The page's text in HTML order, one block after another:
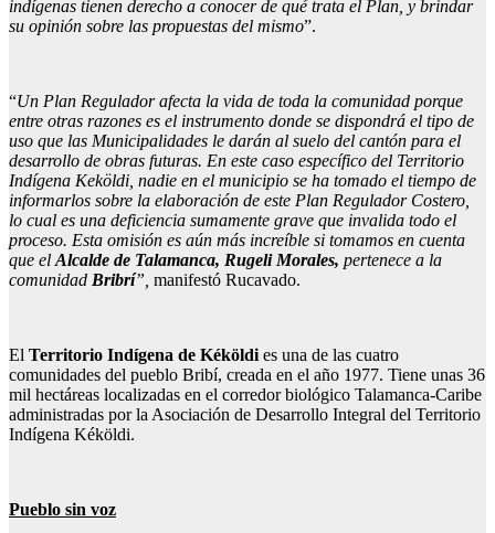
indígenas tienen derecho a conocer de qué trata el Plan, y brindar
su opinión sobre las propuestas del mismo”.
“Un Plan Regulador afecta la vida de toda la comunidad porque
entre otras razones es el instrumento donde se dispondrá el tipo de
uso que las Municipalidades le darán al suelo del cantón para el
desarrollo de obras futuras. En este caso específico del Territorio
Indígena Keköldi, nadie en el municipio se ha tomado el tiempo de
informarlos sobre la elaboración de este Plan Regulador Costero,
lo cual es una deficiencia sumamente grave que invalida todo el
proceso. Esta omisión es aún más increíble si tomamos en cuenta
que el Alcalde de Talamanca, Rugeli Morales, pertenece a la
comunidad Bribrí”, manifestó Rucavado.
El Territorio Indígena de Kéköldi es una de las cuatro
comunidades del pueblo Bribí, creada en el año 1977. Tiene unas 36
mil hectáreas localizadas en el corredor biológico Talamanca-Caribe
administradas por la Asociación de Desarrollo Integral del Territorio
Indígena Kéköldi.
Pueblo sin voz